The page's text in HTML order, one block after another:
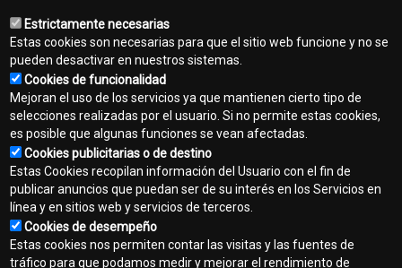
Footer
Contacto
Mapa del sitio
Estrictamente necesarias
Estas cookies son necesarias para que el sitio web funcione y no se
pueden desactivar en nuestros sistemas.
Cookies de funcionalidad
Mejoran el uso de los servicios ya que mantienen cierto tipo de
selecciones realizadas por el usuario. Si no permite estas cookies,
es posible que algunas funciones se vean afectadas.
Cookies publicitarias o de destino
Estas Cookies recopilan información del Usuario con el fin de
publicar anuncios que puedan ser de su interés en los Servicios en
línea y en sitios web y servicios de terceros.
Cookies de desempeño
Estas cookies nos permiten contar las visitas y las fuentes de
tráfico para que podamos medir y mejorar el rendimiento de